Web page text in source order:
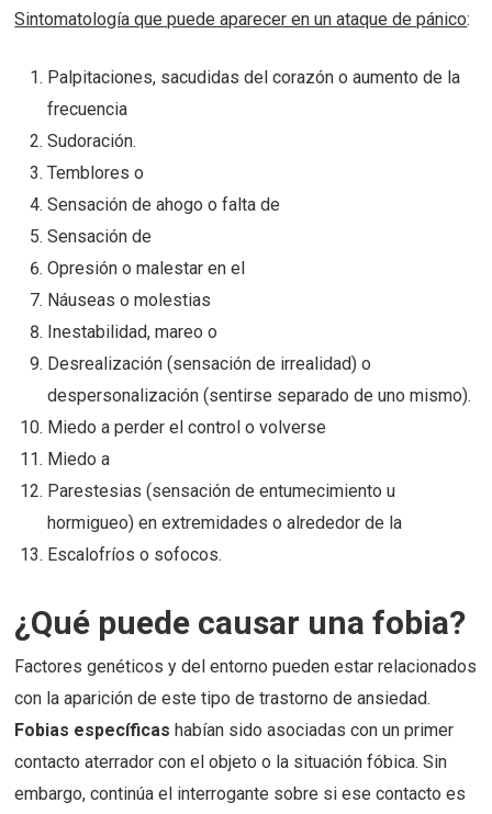
Sintomatología que puede aparecer en un ataque de pánico:
Palpitaciones, sacudidas del corazón o aumento de la
frecuencia
Sudoración.
Temblores o
Sensación de ahogo o falta de
Sensación de
Opresión o malestar en el
Náuseas o molestias
Inestabilidad, mareo o
Desrealización (sensación de irrealidad) o
despersonalización (sentirse separado de uno mismo).
Miedo a perder el control o volverse
Miedo a
Parestesias (sensación de entumecimiento u
hormigueo) en extremidades o alrededor de la
Escalofríos o sofocos.
¿Qué puede causar una fobia?
Factores genéticos y del entorno pueden estar relacionados
con la aparición de este tipo de trastorno de ansiedad.
Fobias específicashabían sido asociadas con un primer
contacto aterrador con el objeto o la situación fóbica. Sin
embargo, continúa el interrogante sobre si ese contacto es